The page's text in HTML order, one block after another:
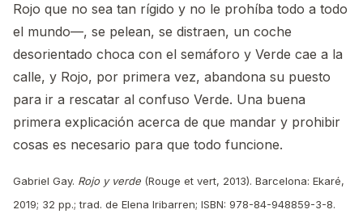
Rojo que no sea tan rígido y no le prohíba todo a todo
el mundo—, se pelean, se distraen, un coche
desorientado choca con el semáforo y Verde cae a la
calle, y Rojo, por primera vez, abandona su puesto
para ir a rescatar al confuso Verde. Una buena
primera explicación acerca de que mandar y prohibir
cosas es necesario para que todo funcione.
Gabriel Gay. Rojo y verde (Rouge et vert, 2013). Barcelona: Ekaré,
2019; 32 pp.; trad. de Elena Iribarren; ISBN: 978-84-948859-3-8.